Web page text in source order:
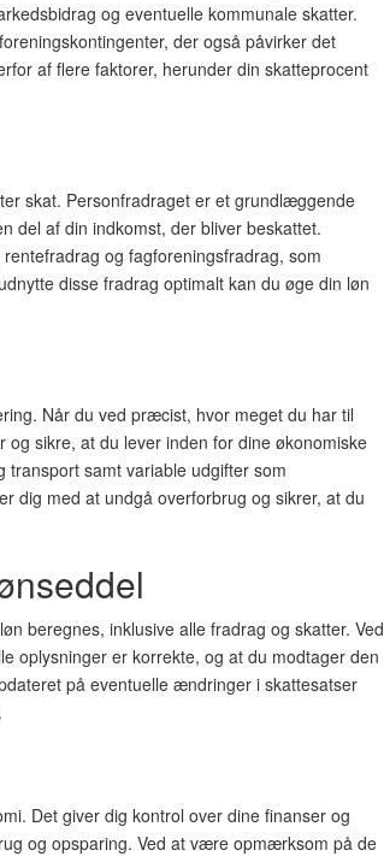
og eventuelle kommunale skatter.
der også påvirker det
af flere faktorer, herunder din skatteprocent
skat. Personfradraget er et grundlæggende
del af din indkomst, der bliver beskattet.
og fagforeningsfradrag, som
disse fradrag optimalt kan du øge din løn
Når du ved præcist, hvor meget du har til
sikre, at du lever inden for dine økonomiske
transport samt variable udgifter som
dig med at undgå overforbrug og sikrer, at du
beregnes, inklusive alle fradrag og skatter. Ved
oplysninger er korrekte, og at du modtager den
på eventuelle ændringer i skattesatser
Det giver dig kontrol over dine finanser og
og opsparing. Ved at være opmærksom på de